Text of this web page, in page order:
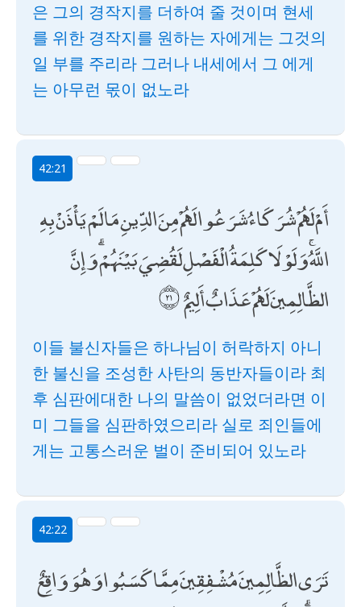
은 그의 경작지를 더하여 줄 것이며 현세
를 위한 경작지를 원하는 자에게는 그것의
일 부를 주리라 그러나 내세에서 그 에게
는 아무런 몫이 없노라
42:21
أَمْ لَهُمْ شُرَكَاءُ شَرَعُوا لَهُمْ مِنَ الدِّينِ مَا لَمْ يَأْذَنْ بِهِ
اللَّهُ ۚ وَلَوْلَا كَلِمَةُ الْفَصْلِ لَقُضِيَ بَيْنَهُمْ ۗ وَإِنَّ
الظَّالِمِينَ لَهُمْ عَذَابٌ أَلِيمٌ
이들 불신자들은 하나님이 허락하지 아니
한 불신을 조성한 사탄의 동반자들이라 최
후 심판에대한 나의 말씀이 없었더라면 이
미 그들을 심판하였으리라 실로 죄인들에
게는 고통스러운 벌이 준비되어 있노라
42:22
تَرَى الظَّالِمِينَ مُشْفِقِينَ مِمَّا كَسَبُوا وَهُوَ وَاقِعٌ